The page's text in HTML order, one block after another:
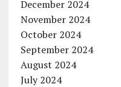
December 2024
November 2024
October 2024
September 2024
August 2024
July 2024